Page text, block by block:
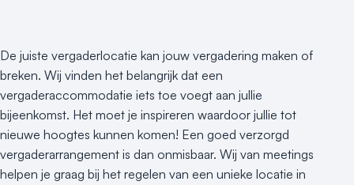
De juiste vergaderlocatie kan jouw vergadering maken of
breken. Wij vinden het belangrijk dat een
vergaderaccommodatie iets toe voegt aan jullie
bijeenkomst. Het moet je inspireren waardoor jullie tot
nieuwe hoogtes kunnen komen! Een goed verzorgd
vergaderarrangement is dan onmisbaar. Wij van meetings
helpen je graag bij het regelen van een unieke locatie in